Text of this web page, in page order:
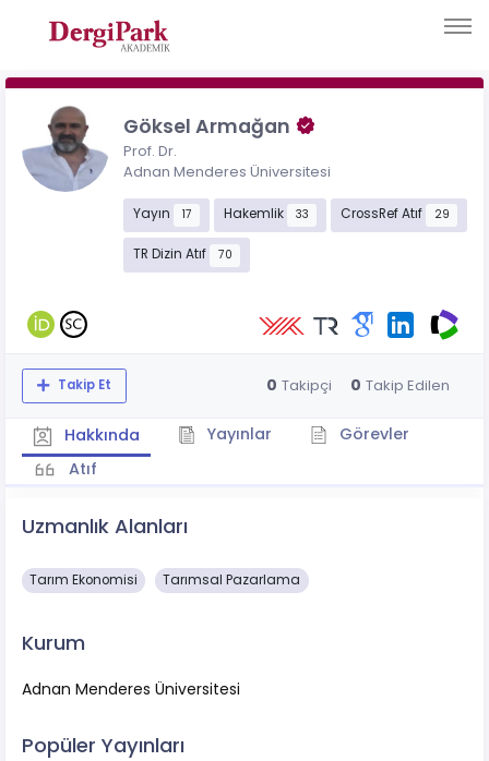
Göksel Armağan
Prof. Dr.
Adnan Menderes Üniversitesi
Yayın 17 Hakemlik 33 CrossRef Atıf 29
TR Dizin Atıf 70
Takip Et 0 Takipçi 0 Takip Edilen
Hakkında Yayınlar
Görevler
Atıf
Uzmanlık Alanları
Tarım Ekonomisi Tarımsal Pazarlama
Kurum
Adnan Menderes Üniversitesi
Popüler Yayınları